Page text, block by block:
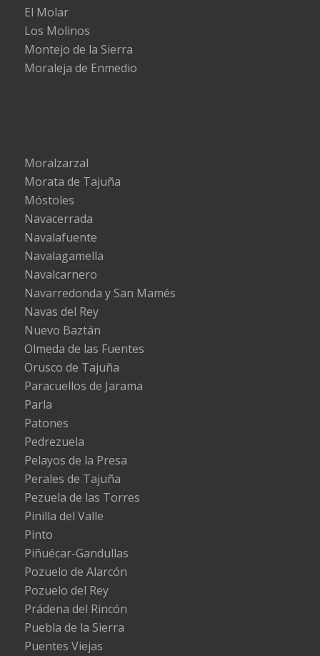
El Molar
Los Molinos
Montejo de la Sierra
Moraleja de Enmedio
Moralzarzal
Morata de Tajuña
Móstoles
Navacerrada
Navalafuente
Navalagamella
Navalcarnero
Navarredonda y San Mamés
Navas del Rey
Nuevo Baztán
Olmeda de las Fuentes
Orusco de Tajuña
Paracuellos de Jarama
Parla
Patones
Pedrezuela
Pelayos de la Presa
Perales de Tajuña
Pezuela de las Torres
Pinilla del Valle
Pinto
Piñuécar-Gandullas
Pozuelo de Alarcón
Pozuelo del Rey
Prádena del Rincón
Puebla de la Sierra
Puentes Viejas